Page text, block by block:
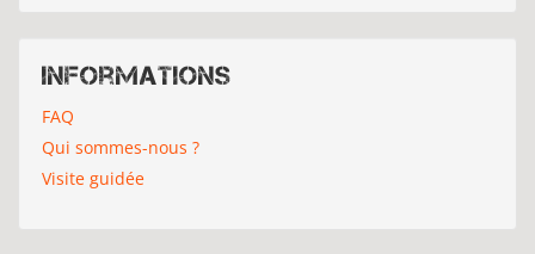
Informations
FAQ
Qui sommes-nous ?
Visite guidée